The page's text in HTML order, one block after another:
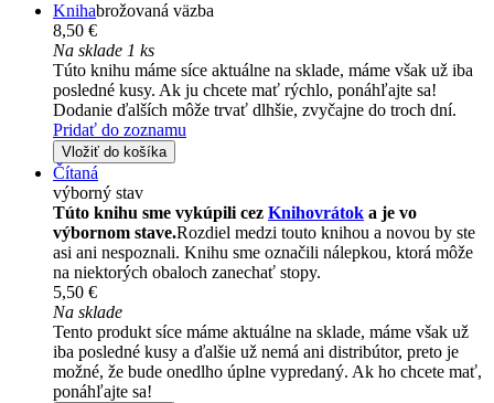
Knihabrožovaná väzba
8,50 €
Na sklade 1 ks
Túto knihu máme síce aktuálne na sklade, máme však už iba
posledné kusy. Ak ju chcete mať rýchlo, ponáhľajte sa!
Dodanie ďalších môže trvať dlhšie, zvyčajne do troch dní.
Pridať do zoznamu
Vložiť do košíka
Čítaná
výborný stav
Túto knihu sme vykúpili cez Knihovrátok a je vo
výbornom stave.Rozdiel medzi touto knihou a novou by ste
asi ani nespoznali. Knihu sme označili nálepkou, ktorá môže
na niektorých obaloch zanechať stopy.
5,50 €
Na sklade
Tento produkt síce máme aktuálne na sklade, máme však už
iba posledné kusy a ďalšie už nemá ani distribútor, preto je
možné, že bude onedlho úplne vypredaný. Ak ho chcete mať,
ponáhľajte sa!